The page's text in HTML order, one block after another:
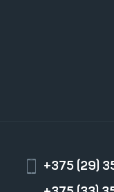
+375 (29)